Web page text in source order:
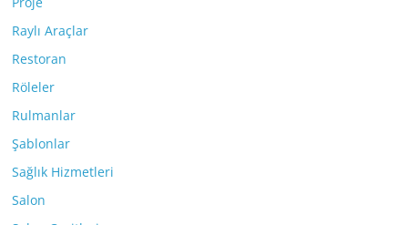
Raylı Araçlar
Restoran
Röleler
Rulmanlar
Şablonlar
Sağlık Hizmetleri
Salon